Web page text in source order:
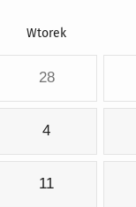
Wtorek
28
4
11